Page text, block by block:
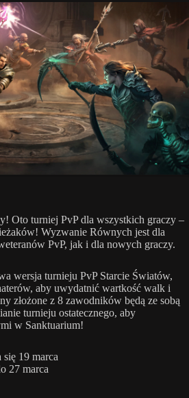
Oto turniej PvP dla wszystkich graczy –
Wyzwanie Równych jest dla
PvP, jak i dla nowych graczy.
wersja turnieju PvP Starcie Światów,
aby uwydatnić wartkość walk i
złożone z 8 zawodników będą ze sobą
turnieju ostatecznego, aby
w Sanktuarium!
się 19 marca
27 marca